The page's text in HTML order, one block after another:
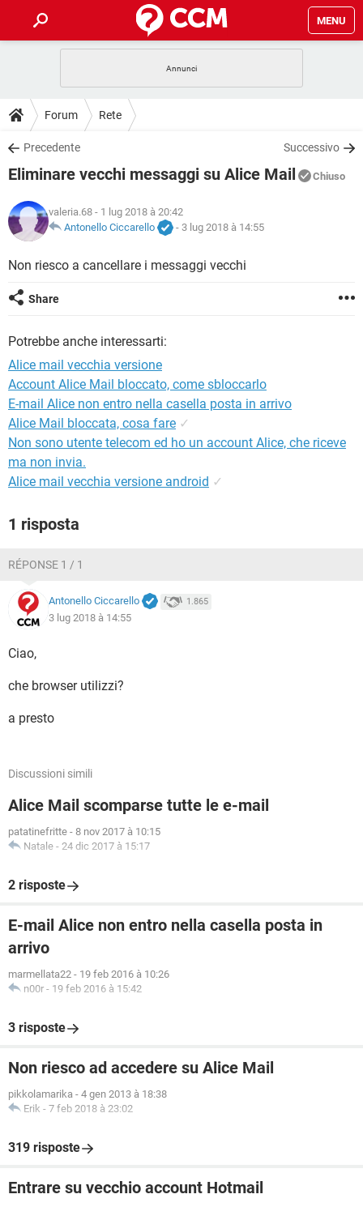
MENU
INTRATTENIMENTO
iOS
INSTAGRAM WHATSAPP
TIKTOK
HARDWARE
GUIDE
COVID-19
INSTAGRAM
TIKTOK
HARDWARE
DOWNLOAD
COVID-19 GAMING
INTRATTENIMENTO
iOS WINDOWS 10
INSTAGRAM WHATSAPP
COVID-19
INTRATTENIMENTO
iOS WINDOWS 10
INSTAGRAM
GLOSSARIO
COVID-19 GAMING
INSTAGRAM
TIKTOK
Forum Rete
Precedente Successivo
Eliminare vecchi messaggi su Alice Mail Chiuso
valeria.68 - 1 lug 2018 à 20:42
Antonello Ciccarello
- 3 lug 2018 à 14:55
Non riesco a cancellare i messaggi vecchi
Share
Potrebbe anche interessarti:
Alice mail vecchia versione
Account Alice Mail bloccato, come sbloccarlo
E-mail Alice non entro nella casella posta in arrivo
Alice Mail bloccata, cosa fare ✓
Non sono utente telecom ed ho un account Alice, che riceve
ma non invia.
Alice mail vecchia versione android ✓
1 risposta
RÉPONSE 1 / 1
Antonello Ciccarello 1.865
3 lug 2018 à 14:55
Ciao,
che browser utilizzi?
a presto
Discussioni simili
Alice Mail scomparse tutte le e-mail
patatinefritte - 8 nov 2017 à 10:15
Natale - 24 dic 2017 à 15:17
2 risposte
E-mail Alice non entro nella casella posta in
arrivo
marmellata22 - 19 feb 2016 à 10:26
n00r - 19 feb 2016 à 15:42
3 risposte
Non riesco ad accedere su Alice Mail
pikkolamarika - 4 gen 2013 à 18:38
Erik - 7 feb 2018 à 23:02
319 risposte
Entrare su vecchio account Hotmail